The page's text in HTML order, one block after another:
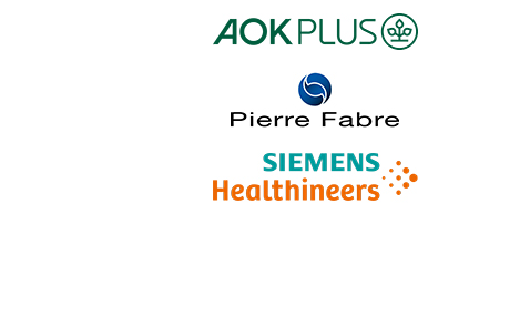
Logo – AOK PLUS
Logo – Pierre Fabre Pharma
Logo – Siemens Healthineers